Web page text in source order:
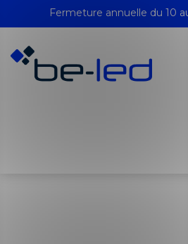
Fermeture annuelle du 10